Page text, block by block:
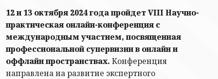
12 и 13 октября 2024 года пройдет VIII Научно-
практическая онлайн-конференция с
международным участием, посвященная
профессиональной супервизии в онлайн и
оффлайн пространствах. Конференция
направлена на развитие экспертного